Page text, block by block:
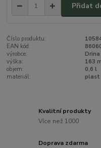
Přidat
Číslo produktu:
EAN kód:
výrobce:
Drina
výška:
163
objem:
0,6 l
materiál:
plast
Kvalitní produkty
Více než 1000
Doprava zdarma